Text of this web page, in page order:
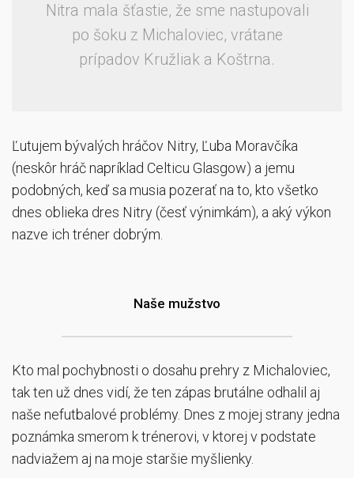
Nitra mala šťastie, že sme nastupovali
po šoku z Michaloviec, vrátane
prípadov Kružliak a Koštrna.
Ľutujem bývalých hráčov Nitry, Ľuba Moravčíka
(neskôr hráč napríklad Celticu Glasgow) a jemu
podobných, keď sa musia pozerať na to, kto všetko
dnes oblieka dres Nitry (česť výnimkám), a aký výkon
nazve ich tréner dobrým.
Naše mužstvo
Kto mal pochybnosti o dosahu prehry z Michaloviec,
tak ten už dnes vidí, že ten zápas brutálne odhalil aj
naše nefutbalové problémy. Dnes z mojej strany jedna
poznámka smerom k trénerovi, v ktorej v podstate
nadviažem aj na moje staršie myšlienky.